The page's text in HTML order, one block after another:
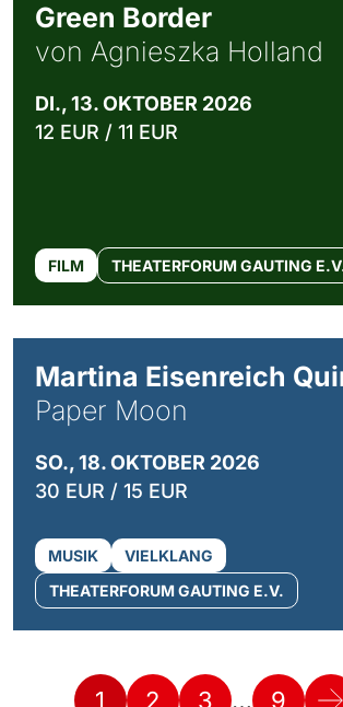
Green Border
von Agnieszka Holland
DI., 13. OKTOBER 2026
12 EUR / 11 EUR
FILM THEATERFORUM GAUTING
Martina Eisenreich
Paper Moon
SO., 18. OKTOBER 2026
30 EUR / 15 EUR
MUSIK
VIELKLANG
THEATERFORUM GAUTING E.V.
1 2 3 … 9